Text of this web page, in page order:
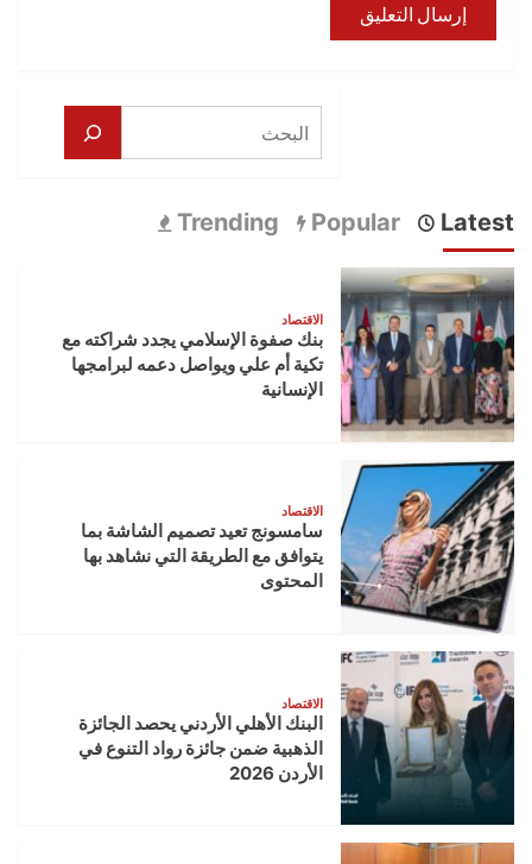
البحث
Latest
Popular
Trending
الاقتصاد
بنك صفوة الإسلامي يجدد شراكته مع
تكية أم علي ويواصل دعمه لبرامجها
الإنسانية
الاقتصاد
سامسونج تعيد تصميم الشاشة بما
يتوافق مع الطريقة التي نشاهد بها
المحتوى
الاقتصاد
البنك الأهلي الأردني يحصد الجائزة
الذهبية ضمن جائزة رواد التنوع في
الأردن 2026